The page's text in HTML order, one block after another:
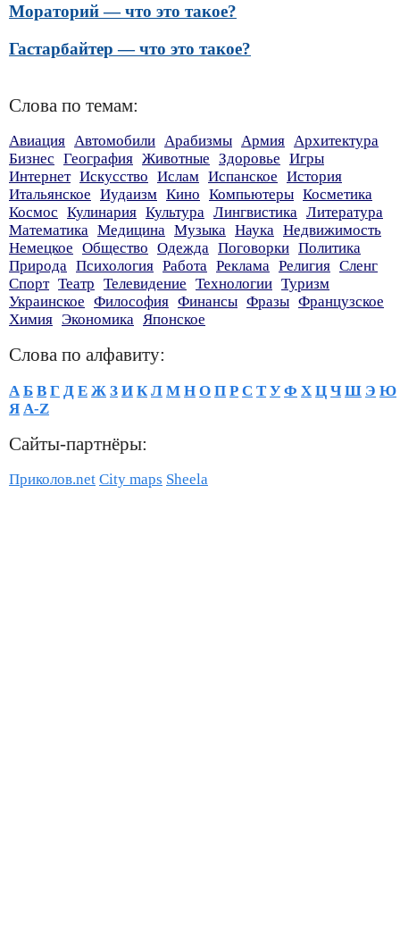
Мораторий — что это такое?
Гастарбайтер — что это такое?
Слова по темам:
Авиация Автомобили Арабизмы Армия Архитектура
Бизнес География Животные Здоровье Игры
Интернет Искусство Ислам Испанское История
Итальянское Иудаизм Кино Компьютеры Косметика
Космос Кулинария Культура Лингвистика Литература
Математика Медицина Музыка Наука Недвижимость
Немецкое Общество Одежда Поговорки Политика
Природа Психология Работа Реклама Религия Сленг
Спорт Театр Телевидение Технологии Туризм
Украинское Философия Финансы Фразы Французское
Химия Экономика Японское
Слова по алфавиту:
А Б В Г Д Е Ж З И К Л М Н О П Р С Т У Ф Х Ц Ч Ш Э Ю
Я A-Z
Сайты-партнёры:
Приколов.net City maps Sheela